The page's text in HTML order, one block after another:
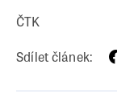
ČTK
Sdílet článek: